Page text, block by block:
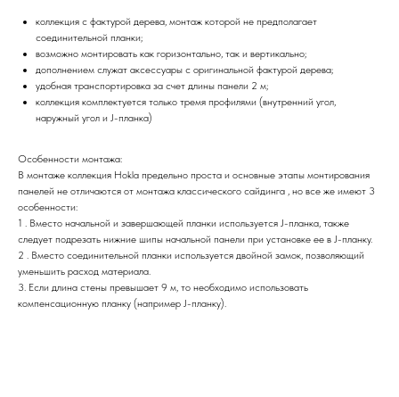
коллекция с фактурой дерева, монтаж которой не предполагает
соединительной планки;
возможно монтировать как горизонтально, так и вертикально;
дополнением служат аксессуары с оригинальной фактурой дерева;
удобная транспортировка за счет длины панели 2 м;
коллекция комплектуется только тремя профилями (внутренний угол,
наружный угол и J-планка)
Особенности монтажа:
В монтаже коллекция Hokla предельно проста и основные этапы монтирования
панелей не отличаются от монтажа классического сайдинга , но все же имеют 3
особенности:
1 . Вместо начальной и завершающей планки используется J-планка, также
следует подрезать нижние шипы начальной панели при установке ее в J-планку.
2 . Вместо соединительной планки используется двойной замок, позволяющий
уменьшить расход материала.
3. Если длина стены превышает 9 м, то необходимо использовать
компенсационную планку (например J-планку).